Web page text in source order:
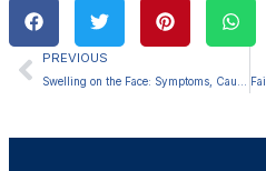
PREVIOUS